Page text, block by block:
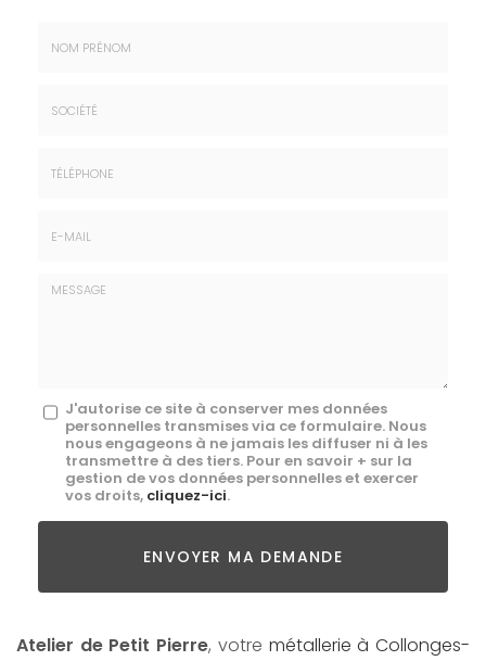
Message
J'autorise ce site à conserver mes données
personnelles transmises via ce formulaire. Nous
nous engageons à ne jamais les diffuser ni à les
transmettre à des tiers. Pour en savoir + sur la
gestion de vos données personnelles et exercer
vos droits, cliquez-ici.
Acceptation
ENVOYER MA DEMANDE
Atelier de Petit Pierre, votre métallerie à Collonges-